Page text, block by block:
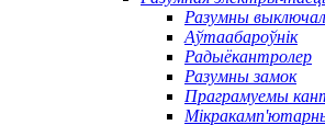
Разумны
Аўтаабароўнік
Радыёкантролер
Разумны замок
Праграмуемы